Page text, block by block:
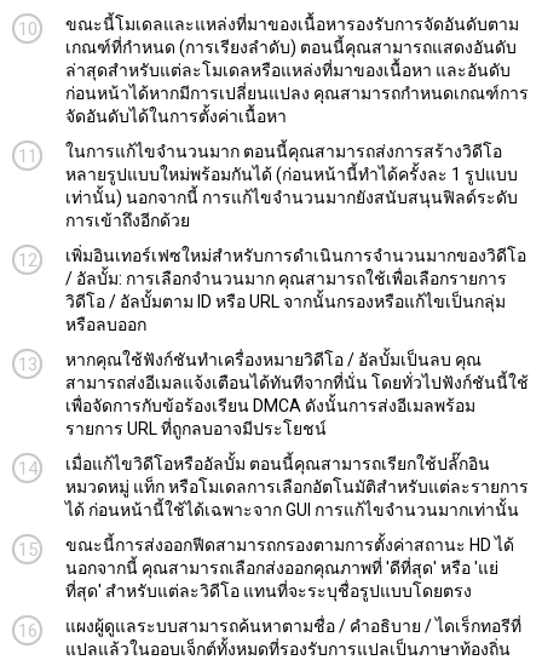
ขณะนี้โมเดลและแหล่งที่มาของเนื้อหารองรับการจัดอันดับตาม
เกณฑ์ที่กำหนด (การเรียงลำดับ) ตอนนี้คุณสามารถแสดงอันดับ
ล่าสุดสำหรับแต่ละโมเดลหรือแหล่งที่มาของเนื้อหา และอันดับ
ก่อนหน้าได้หากมีการเปลี่ยนแปลง คุณสามารถกำหนดเกณฑ์การ
จัดอันดับได้ในการตั้งค่าเนื้อหา
ในการแก้ไขจำนวนมาก ตอนนี้คุณสามารถส่งการสร้างวิดีโอ
หลายรูปแบบใหม่พร้อมกันได้ (ก่อนหน้านี้ทำได้ครั้งละ 1 รูปแบบ
เท่านั้น) นอกจากนี้ การแก้ไขจำนวนมากยังสนับสนุนฟิลด์ระดับ
การเข้าถึงอีกด้วย
เพิ่มอินเทอร์เฟซใหม่สำหรับการดำเนินการจำนวนมากของวิดีโอ
/ อัลบั้ม: การเลือกจำนวนมาก คุณสามารถใช้เพื่อเลือกรายการ
วิดีโอ / อัลบั้มตาม ID หรือ URL จากนั้นกรองหรือแก้ไขเป็นกลุ่ม
หรือลบออก
หากคุณใช้ฟังก์ชันทำเครื่องหมายวิดีโอ / อัลบั้มเป็นลบ คุณ
สามารถส่งอีเมลแจ้งเตือนได้ทันทีจากที่นั่น โดยทั่วไปฟังก์ชันนี้ใช้
เพื่อจัดการกับข้อร้องเรียน DMCA ดังนั้นการส่งอีเมลพร้อม
รายการ URL ที่ถูกลบอาจมีประโยชน์
เมื่อแก้ไขวิดีโอหรืออัลบั้ม ตอนนี้คุณสามารถเรียกใช้ปลั๊กอิน
หมวดหมู่ แท็ก หรือโมเดลการเลือกอัตโนมัติสำหรับแต่ละรายการ
ได้ ก่อนหน้านี้ใช้ได้เฉพาะจาก GUI การแก้ไขจำนวนมากเท่านั้น
ขณะนี้การส่งออกฟีดสามารถกรองตามการตั้งค่าสถานะ HD ได้
นอกจากนี้ คุณสามารถเลือกส่งออกคุณภาพที่ 'ดีที่สุด' หรือ 'แย่
ที่สุด' สำหรับแต่ละวิดีโอ แทนที่จะระบุชื่อรูปแบบโดยตรง
แผงผู้ดูแลระบบสามารถค้นหาตามชื่อ / คำอธิบาย / ไดเร็กทอรีที่
แปลแล้วในออบเจ็กต์ทั้งหมดที่รองรับการแปลเป็นภาษาท้องถิ่น